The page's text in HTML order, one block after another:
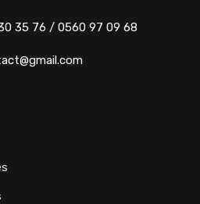
35 76 / 0560 97 09 68